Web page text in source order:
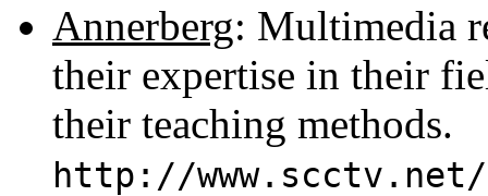
Annerberg: Multimedia
their expertise in their
their teaching methods.
http://www.scctv.net/